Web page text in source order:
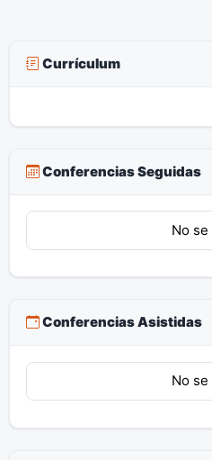
Currículum
Conferencias Seguidas
No
Conferencias Asistidas
No